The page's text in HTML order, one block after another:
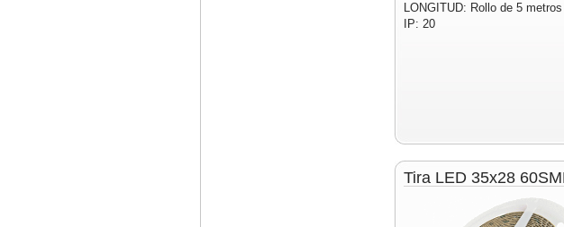
LONGITUD: Rollo de 5 metros
IP: 20
Tira LED 35x28